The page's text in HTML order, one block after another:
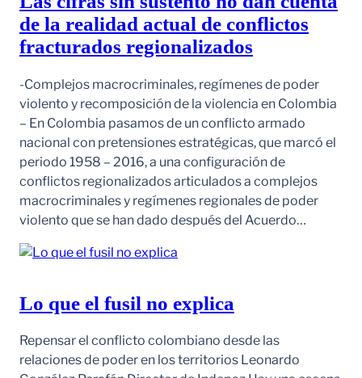
de la realidad actual de conflictos
fracturados regionalizados
-Complejos macrocriminales, regímenes de poder
violento y recomposición de la violencia en Colombia
– En Colombia pasamos de un conflicto armado
nacional con pretensiones estratégicas, que marcó el
periodo 1958 – 2016, a una configuración de
conflictos regionalizados articulados a complejos
macrocriminales y regímenes regionales de poder
violento que se han dado después del Acuerdo…
Lo que el fusil no explica
Repensar el conflicto colombiano desde las
relaciones de poder en los territorios Leonardo